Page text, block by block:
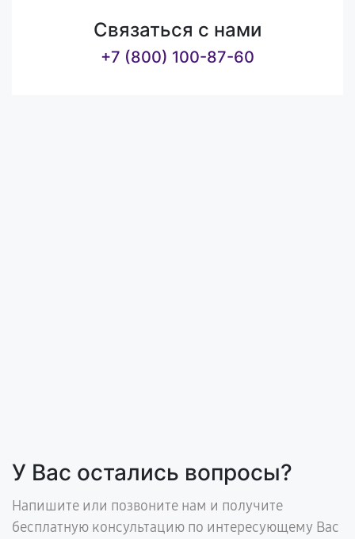
Связаться с нами
+7 (800) 100-87-60
У Вас остались вопросы?
Напишите или позвоните нам и получите
бесплатную консультацию по интересующему Вас